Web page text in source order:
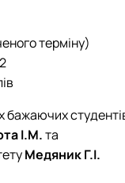
терміну)
бажаючих
І.М.та
Медяник Г.І.